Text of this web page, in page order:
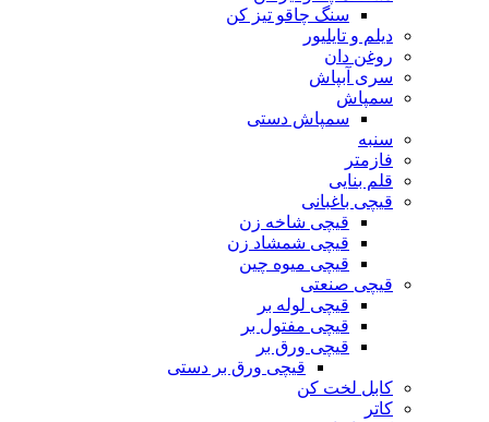
سنگ چاقو تیز کن
دیلم و تایلیور
روغن دان
سری آبپاش
سمپاش
سمپاش دستی
سنبه
فازمتر
قلم بنایی
قیچی باغبانی
قیچی شاخه زن
قیچی شمشاد زن
قیچی میوه چین
قیچی صنعتی
قیچی لوله بر
قیچی مفتول بر
قیچی ورق بر
قیچی ورق بر دستی
کابل لخت کن
کاتر